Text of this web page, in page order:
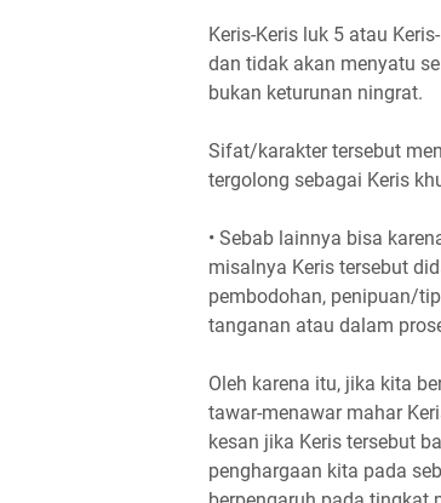
Keris-Keris luk 5 atau
dan tidak akan menyatu
bukan keturunan ningrat.
Sifat/karakter tersebut
tergolong sebagai Keris
• Sebab lainnya bisa
misalnya Keris tersebut
pembodohan, penipuan/
tanganan atau dalam
Oleh karena itu, jika kita
tawar-menawar mahar
kesan jika Keris tersebut
penghargaan kita pada